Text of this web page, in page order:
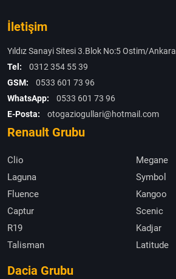
İletişim
Yıldız Sanayi Sitesi 3.Blok No:5 Ostim/Ankara
Tel:
0312 354 55 39
GSM:
0533 601 73 96
WhatsApp:
0533 601 73 96
E-Posta:
otogaziogullari@hotmail.com
Renault Grubu
Clio
Megane
Laguna
Symbol
Fluence
Kangoo
Captur
Scenic
R19
Kadjar
Talisman
Latitude
Dacia Grubu